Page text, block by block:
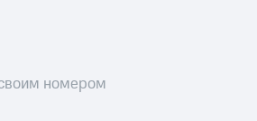
номером